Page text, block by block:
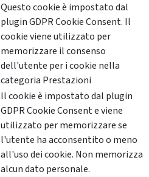
Questo cookie è impostato dal
plugin GDPR Cookie Consent. Il
cookie viene utilizzato per
memorizzare il consenso
dell'utente per i cookie nella
categoria Prestazioni
Il cookie è impostato dal plugin
GDPR Cookie Consent e viene
utilizzato per memorizzare se
l'utente ha acconsentito o meno
all'uso dei cookie. Non memorizza
alcun dato personale.